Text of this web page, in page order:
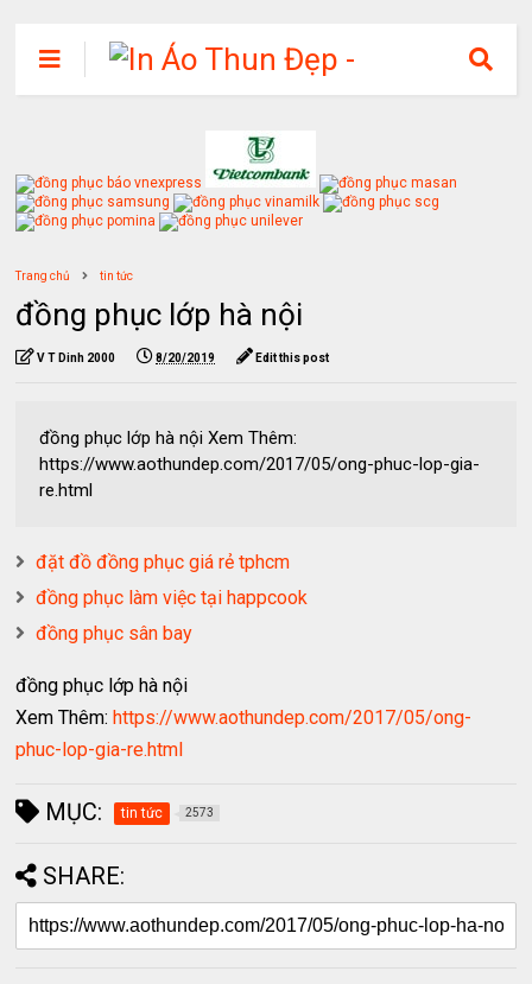
Trang chủ tin tức
đồng phục lớp hà nội
V T Dinh 2000 8/20/2019 Edit this post
đồng phục lớp hà nội Xem Thêm:
https://www.aothundep.com/2017/05/ong-phuc-lop-gia-
re.html
đặt đồ đồng phục giá rẻ tphcm
đồng phục làm việc tại happcook
đồng phục sân bay
đồng phục lớp hà nội
Xem Thêm:https://www.aothundep.com/2017/05/ong-
phuc-lop-gia-re.html
MỤC: tin tức 2573
SHARE: